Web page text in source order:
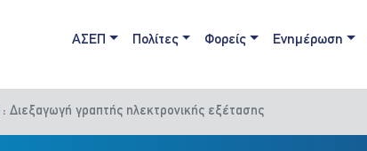
Main navigation
ΑΣΕΠ Πολίτες Φορείς Ενημέρωση
Διεξαγωγή γραπτής ηλεκτρονικής εξέτασης